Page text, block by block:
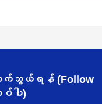
က်သွယ်ရန် (Follow
ပါ)